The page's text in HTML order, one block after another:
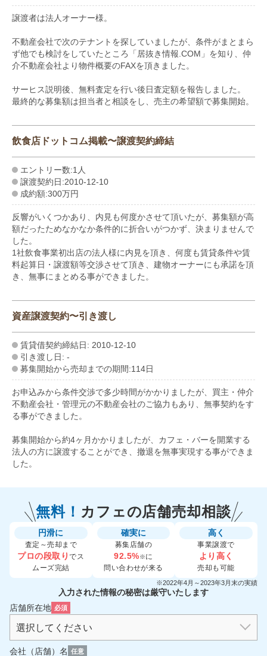
譲渡者は法人オーナー様。
不動産会社で次のテナントを探していましたが、条件がまとまら
ず他でも検討をしていたところ「居抜き情報.COM」を知り、仲
介不動産会社より物件概要のFAXを頂きました。
サーヒス説明後、無料査定を行い後日査定額を報告しました。
最終的な募集額は担当者と相談をし、売主の希望額で募集開始。
飲食店ドットコム掲載〜譲渡契約締結
エントリー数:1人
譲渡契約日:2010-12-10
成約額:300万円
反響がいくつかあり、内見も何度かさせて頂いたが、募集額が高
額だったためなかなか条件的に折合いがつかず、決まりませんで
した。
1社飲食事業初出店の法人様に内見を頂き、何度も賃貸条件や賃
料起算日・譲渡額等交渉させて頂き、建物オーナーにも承諾を頂
き、無事にまとめる事ができました。
資産譲渡契約〜引き渡し
賃貸借契約締結日: 2010-12-10
引き渡し日: -
募集開始から売却までの期間:114日
お申込みから条件交渉で多少時間がかかりましたが、買主・仲介
不動産会社・管理元の不動産会社のご協力もあり、無事契約をす
る事ができました。
募集開始から約4ヶ月かかりましたが、カフェ・バーを開業する
法人の方に譲渡することができ、撤退を無事実現する事ができま
した。
無料！ カフェの店舗売却相談
円滑に
査定～売却まで
プロの段取りでス
ムーズ完結
確実に
募集店舗の
92.5%※に
問い合わせが来る
高く
事業譲渡で
より高く
売却も可能
※2022年4月～2023年3月末の実績
入力された情報の秘密は厳守いたします
店舗所在地 必須
会社（店舗）名 任意